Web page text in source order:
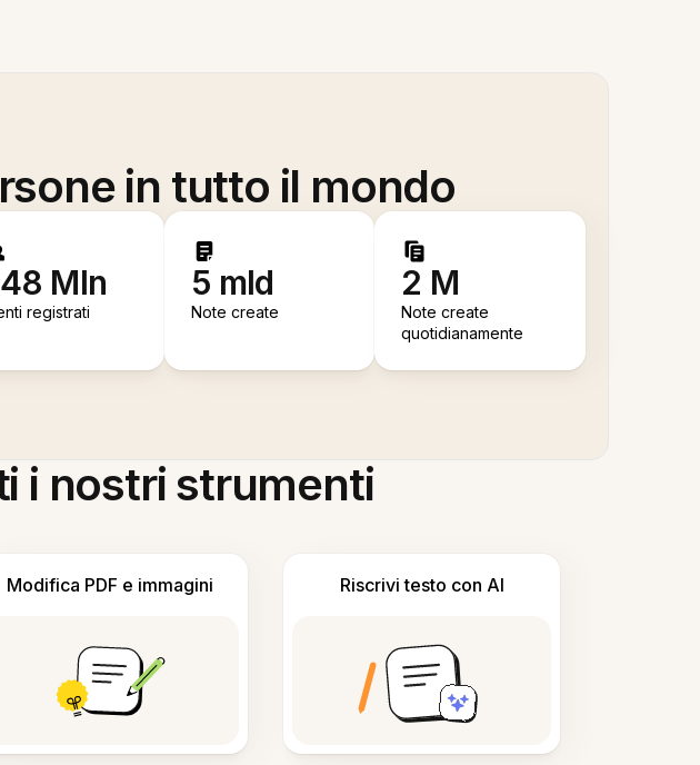
in tutto il mondo
Mln
registrati
5 mld
Note create
2 M
Note create
quotidianamente
i nostri strumenti
Modifica PDF e immagini Riscrivi testo con AI